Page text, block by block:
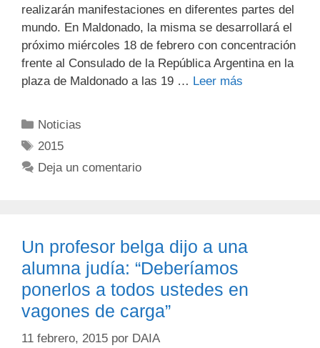
realizarán manifestaciones en diferentes partes del
mundo. En Maldonado, la misma se desarrollará el
próximo miércoles 18 de febrero con concentración
frente al Consulado de la República Argentina en la
plaza de Maldonado a las 19 … Leer más
Noticias
2015
Deja un comentario
Un profesor belga dijo a una
alumna judía: “Deberíamos
ponerlos a todos ustedes en
vagones de carga”
11 febrero, 2015 por DAIA